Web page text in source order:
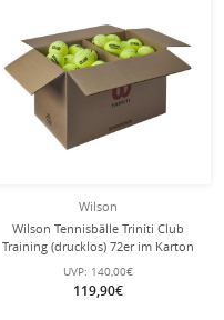
Wilson
Wilson Tennisbälle Triniti Club
Training (drucklos) 72er im Karton
UVP: 140,00€
119,90€